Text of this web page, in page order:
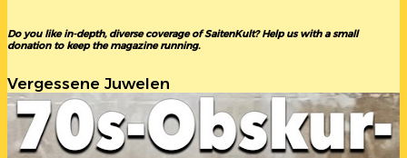
Do you like in-depth, diverse coverage of SaitenKult? Help us with a small
donation to keep the magazine running.
Vergessene Juwelen